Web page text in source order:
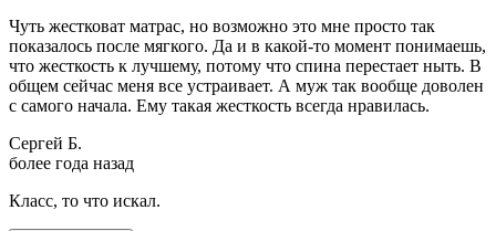
Чуть жестковат матрас, но возможно это мне просто так
показалось после мягкого. Да и в какой-то момент понимаешь,
что жесткость к лучшему, потому что спина перестает ныть. В
общем сейчас меня все устраивает. А муж так вообще доволен
с самого начала. Ему такая жесткость всегда нравилась.
Сергей Б.
более года назад
Класс, то что искал.